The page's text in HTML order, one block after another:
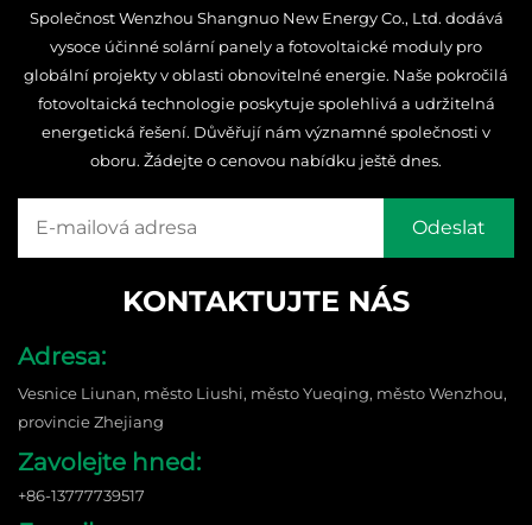
Společnost Wenzhou Shangnuo New Energy Co., Ltd. dodává
vysoce účinné solární panely a fotovoltaické moduly pro
globální projekty v oblasti obnovitelné energie. Naše pokročilá
fotovoltaická technologie poskytuje spolehlivá a udržitelná
energetická řešení. Důvěřují nám významné společnosti v
oboru. Žádejte o cenovou nabídku ještě dnes.
KONTAKTUJTE NÁS
Adresa:
Vesnice Liunan, město Liushi, město Yueqing, město Wenzhou,
provincie Zhejiang
Zavolejte hned:
+86-13777739517